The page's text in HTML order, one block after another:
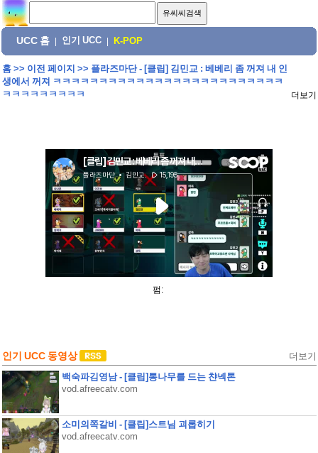
UCC 홈 인기 UCC K-POP
홈>> 이전 페이지 >> 플라즈마단 - [클립] 김민교 : 베베리 좀 꺼져 내 인
생에서 꺼져 ㅋㅋㅋㅋㅋㅋㅋㅋㅋㅋㅋㅋㅋㅋㅋㅋㅋㅋㅋㅋㅋㅋㅋㅋㅋ
ㅋㅋㅋㅋㅋㅋㅋㅋㅋ
더보기
펌:
인기 UCC 동영상 더보기
백숙파김영남 - [클립]통나무를 드는 챤넥톤
vod.afreecatv.com
소미의쪽갈비 - [클립]스트님 괴롭히기
vod.afreecatv.com